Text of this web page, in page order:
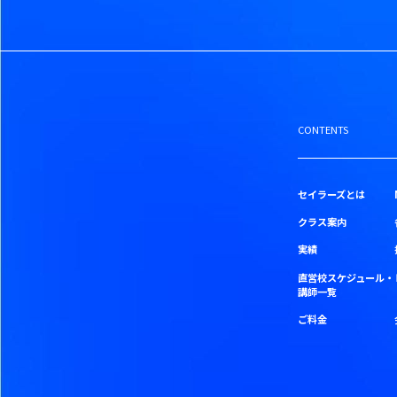
CONTENTS
セイラーズとは
クラス案内
実績
直営校スケジュール・
講師一覧
ご料金